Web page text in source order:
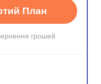
План
грошей